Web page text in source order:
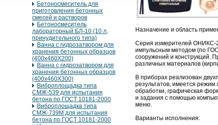
Бетоносмеситель для
приготовления бетонных
смесей и растворов
Бетоносмеситель
лабораторный БЛ-10 (10 л,
принудительного типа)
Ванна с гидрозатвором для
хранения бетонных образцов
(400х460Х200)
Ванна с гидрозатвором для
хранения бетонных образцов
(400х460Х300)
Виброплощадка типа
СМЖ-539 для испытания
бетона по ГОСТ 10181-2000
Виброплощадка типа
СМЖ-739М для испытания
бетона по ГОСТ 10181-2000
Назначение и область
Серия измерителей ОНИКС-
импульсным методом (по
сооружений и конструкций.
различных материалов
В приборах реализован
результатов, имеется
обработки, графическая
и задания с помощью
меню.
Варианты исполнения: